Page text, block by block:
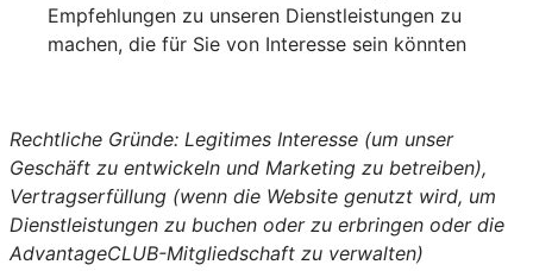
Empfehlungen zu unseren Dienstleistungen zu
machen, die für Sie von Interesse sein könnten
Rechtliche Gründe: Legitimes Interesse (um unser
Geschäft zu entwickeln und Marketing zu betreiben),
Vertragserfüllung (wenn die Website genutzt wird, um
Dienstleistungen zu buchen oder zu erbringen oder die
AdvantageCLUB-Mitgliedschaft zu verwalten)